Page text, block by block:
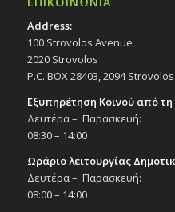
Address:
100 Strovolos Avenue
2020 Strovolos
P.C. BOX 28403, 2094 Strovolos
Εξυπηρέτηση Κοινού από
Δευτέρα – Παρασκευή:
08:30 – 14:00
Ωράριο λειτουργίας
Δευτέρα – Παρασκευή:
08:00 – 14:00